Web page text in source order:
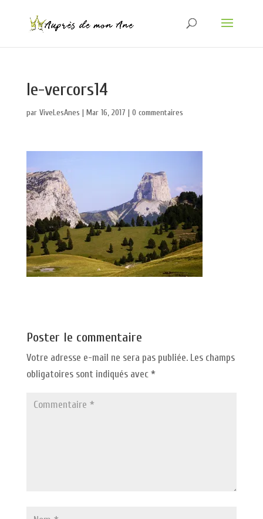
le-vercors14
par ViveLesAnes | Mar 16, 2017 | 0 commentaires
Poster le commentaire
Votre adresse e-mail ne sera pas publiée. Les champs
obligatoires sont indiqués avec *